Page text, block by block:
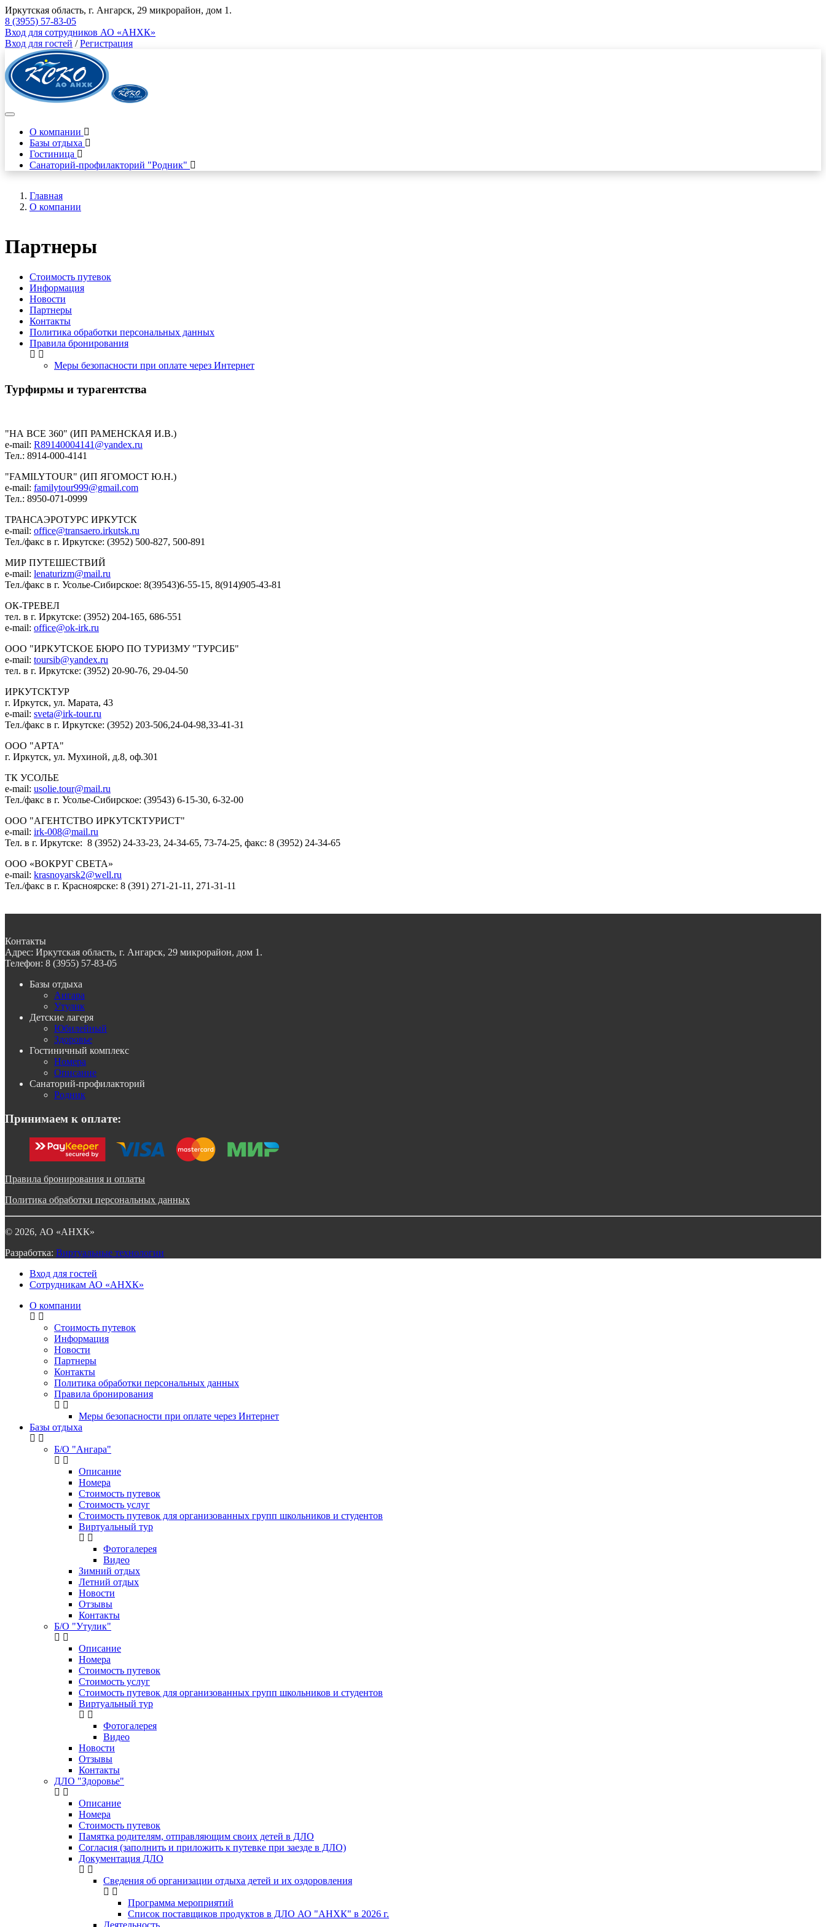
Иркутская область, г. Ангарск, 29 микрорайон, дом 1.
8 (3955) 57-83-05
Вход для сотрудников АО «АНХК»
Вход для гостей /Регистрация
О компании
Базы отдыха
Гостиница
Санаторий-профилакторий "Родник"
Главная
О компании
Партнеры
Стоимость путевок
Информация
Новости
Партнеры
Контакты
Политика обработки персональных данных
Правила бронирования
Меры безопасности при оплате через Интернет
Турфирмы и турагентства
"НА ВСЕ 360" (ИП РАМЕНСКАЯ И.В.)
e-mail: R89140004141@yandex.ru
Тел.: 8914-000-4141
"FAMILYTOUR" (ИП ЯГОМОСТ Ю.Н.)
e-mail: familytour999@gmail.com
Тел.: 8950-071-0999
ТРАНСАЭРОТУРС ИРКУТСК
e-mail: office@transaero.irkutsk.ru
Тел./факс в г. Иркутске: (3952) 500-827, 500-891
МИР ПУТЕШЕСТВИЙ
e-mail: lenaturizm@mail.ru
Тел./факс в г. Усолье-Сибирское: 8(39543)6-55-15, 8(914)905-43-81
ОК-ТРЕВЕЛ
тел. в г. Иркутске: (3952) 204-165, 686-551
e-mail: office@ok-irk.ru
ООО "ИРКУТСКОЕ БЮРО ПО ТУРИЗМУ "ТУРСИБ"
e-mail: toursib@yandex.ru
тел. в г. Иркутске: (3952) 20-90-76, 29-04-50
ИРКУТСКТУР
г. Иркутск, ул. Марата, 43
e-mail: sveta@irk-tour.ru
Тел./факс в г. Иркутске: (3952) 203-506,24-04-98,33-41-31
ООО "АРТА"
г. Иркутск, ул. Мухиной, д.8, оф.301
ТК УСОЛЬЕ
e-mail: usolie.tour@mail.ru
Тел./факс в г. Усолье-Сибирское: (39543) 6-15-30, 6-32-00
ООО "АГЕНТСТВО ИРКУТСКТУРИСТ"
e-mail: irk-008@mail.ru
Тел. в г. Иркутске: 8 (3952) 24-33-23, 24-34-65, 73-74-25, факс: 8 (3952) 24-34-65
ООО «ВОКРУГ СВЕТА»
e-mail: krasnoyarsk2@well.ru
Тел./факс в г. Красноярске: 8 (391) 271-21-11, 271-31-11
Контакты
Адрес: Иркутская область, г. Ангарск, 29 микрорайон, дом 1.
Телефон: 8 (3955) 57-83-05
Базы отдыха
Ангара
Утулик
Детские лагеря
Юбилейный
Здоровье
Гостиничный комплекс
Номера
Описание
Санаторий-профилакторий
Родник
Принимаем к оплате:
Правила бронирования и оплаты
Политика обработки персональных данных
© 2026, АО «АНХК»
Разработка: Виртуальные технологии
Вход для гостей
Сотрудникам АО «АНХК»
О компании
Стоимость путевок
Информация
Новости
Партнеры
Контакты
Политика обработки персональных данных
Правила бронирования
Меры безопасности при оплате через Интернет
Базы отдыха
Б/О "Ангара"
Описание
Номера
Стоимость путевок
Стоимость услуг
Стоимость путевок для организованных групп школьников и студентов
Виртуальный тур
Фотогалерея
Видео
Зимний отдых
Летний отдых
Новости
Отзывы
Контакты
Б/О "Утулик"
Описание
Номера
Стоимость путевок
Стоимость услуг
Стоимость путевок для организованных групп школьников и студентов
Виртуальный тур
Фотогалерея
Видео
Новости
Отзывы
Контакты
ДЛО "Здоровье"
Описание
Номера
Стоимость путевок
Памятка родителям, отправляющим своих детей в ДЛО
Согласия (заполнить и приложить к путевке при заезде в ДЛО)
Документация ДЛО
Сведения об организации отдыха детей и их оздоровления
Программа мероприятий
Список поставщиков продуктов в ДЛО АО "АНХК" в 2026 г.
Деятельность